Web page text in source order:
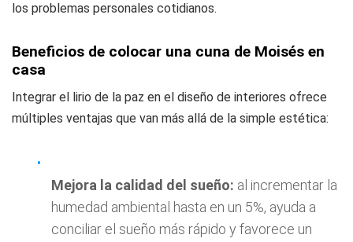
los problemas personales cotidianos.
Beneficios de colocar una cuna de Moisés en
casa
Integrar el lirio de la paz en el diseño de interiores ofrece
múltiples ventajas que van más allá de la simple estética:
Mejora la calidad del sueño: al incrementar la
humedad ambiental hasta en un 5%, ayuda a
conciliar el sueño más rápido y favorece un